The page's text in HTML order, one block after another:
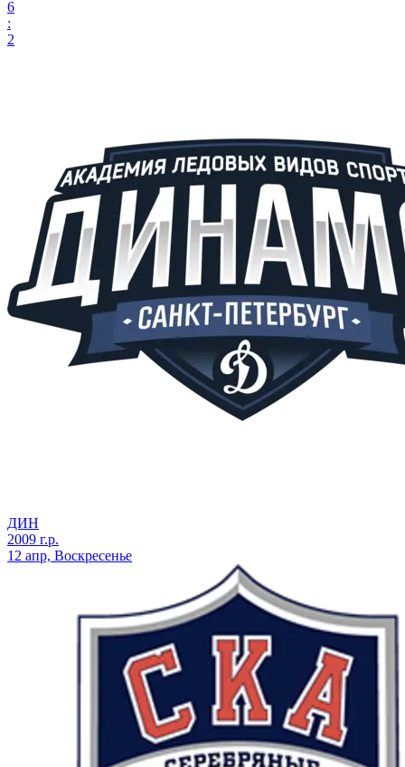
6
:
2
ДИН
2009 г.р.
12 апр, Воскресенье